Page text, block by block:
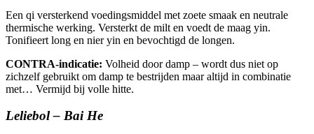
Een qi versterkend voedingsmiddel met zoete smaak en neutrale
thermische werking. Versterkt de milt en voedt de maag yin.
Tonifieert long en nier yin en bevochtigd de longen.
CONTRA-indicatie: Volheid door damp – wordt dus niet op
zichzelf gebruikt om damp te bestrijden maar altijd in combinatie
met… Vermijd bij volle hitte.
Leliebol – Bai He